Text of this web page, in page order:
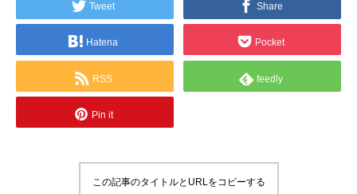
Tweet Share
Hatena Pocket
RSS feedly
Pin it
この記事のタイトルとURLをコピーする